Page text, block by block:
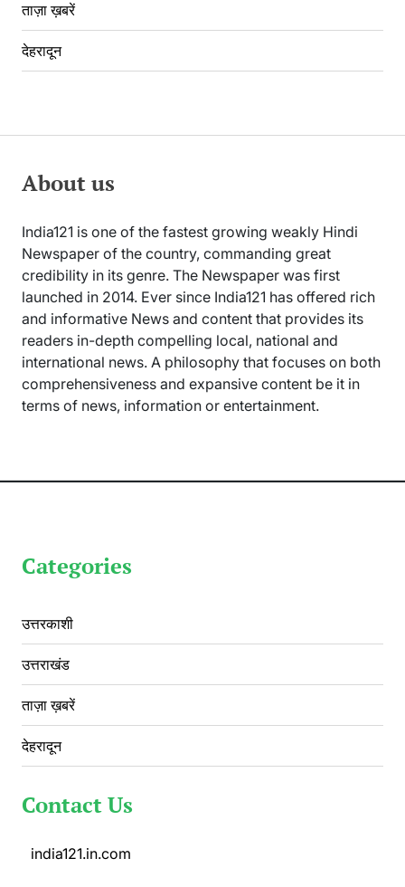
ताज़ा ख़बरें
देहरादून
About us
India121 is one of the fastest growing weakly Hindi
Newspaper of the country, commanding great
credibility in its genre. The Newspaper was first
launched in 2014. Ever since India121 has offered rich
and informative News and content that provides its
readers in-depth compelling local, national and
international news. A philosophy that focuses on both
comprehensiveness and expansive content be it in
terms of news, information or entertainment.
Categories
उत्तरकाशी
उत्तराखंड
ताज़ा ख़बरें
देहरादून
Contact Us
india121.in.com